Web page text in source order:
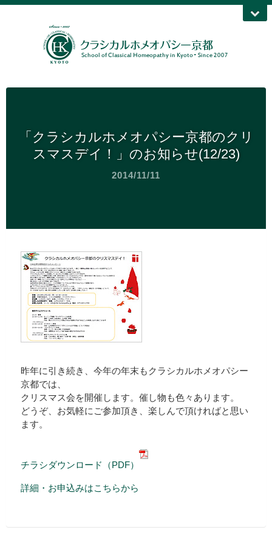
「クラシカルホメオパシー京都のクリ
スマスデイ！」のお知らせ(12/23)
2014/11/11
昨年に引き続き、今年の年末もクラシカルホメオパシー
京都では、
クリスマス会を開催します。催し物も色々あります。
どうぞ、お気軽にご参加頂き、楽しんで頂ければと思い
ます。
チラシダウンロード（PDF）
詳細・お申込みはこちらから